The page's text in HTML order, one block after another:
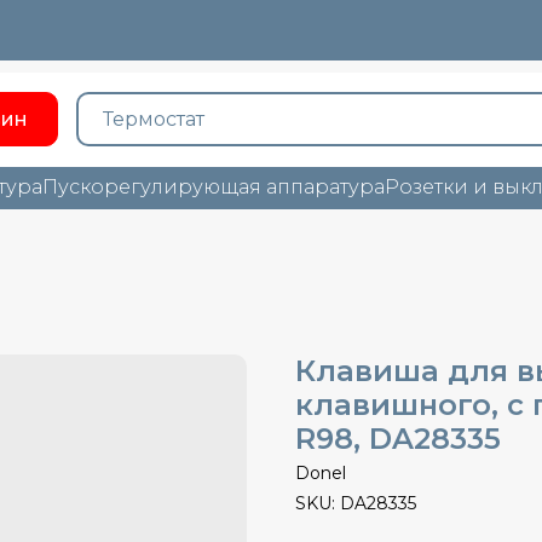
Пускорегулирующая аппаратураРозетки и
Клавиша для
клавишного, с
R98, DA28335
Donel
SKU: DA28335